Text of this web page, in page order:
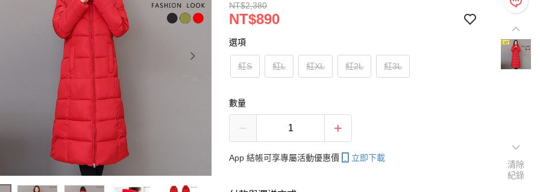
NT$2,380
NT$890
選項
紅S 紅L 紅XL 紅2L 紅3L
數量
App 結帳可享專屬活動優惠價 立即下載
清除
紀錄